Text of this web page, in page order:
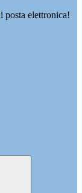
posta elettronica!